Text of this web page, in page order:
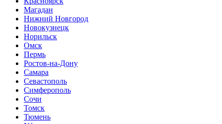
Магадан
Нижний Новгород
Новокузнецк
Норильск
Омск
Пермь
Ростов-на-Дону
Самара
Севастополь
Симферополь
Сочи
Томск
Тюмень